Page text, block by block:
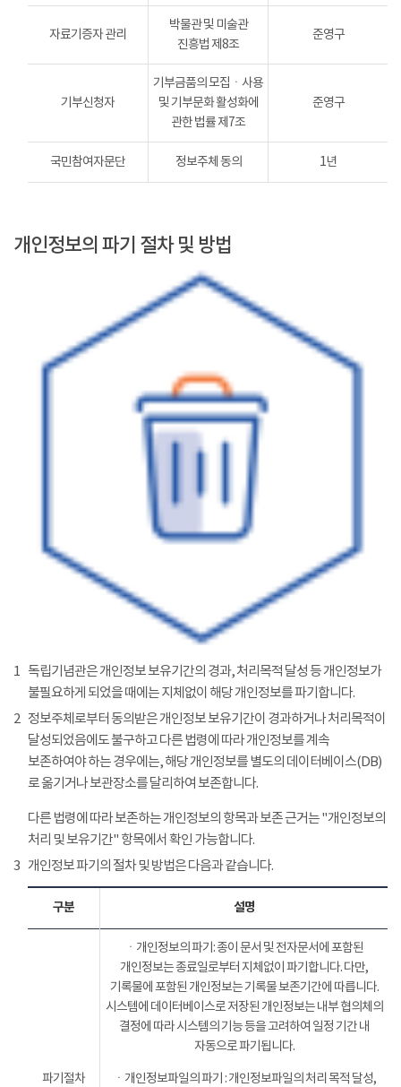
자료기증자 관리
박물관 및 미술관
진흥법 제8조
준영구
기부신청자
기부금품의 모집ㆍ사용
및 기부문화 활성화에
관한 법률 제7조
준영구
국민참여자문단 정보주체 동의 1년
개인정보의 파기 절차 및 방법
1 독립기념관은 개인정보 보유기간의 경과, 처리목적 달성 등 개인정보가
불필요하게 되었을 때에는 지체없이 해당 개인정보를 파기합니다.
2 정보주체로부터 동의받은 개인정보 보유기간이 경과하거나 처리목적이
달성되었음에도 불구하고 다른 법령에 따라 개인정보를 계속
보존하여야 하는 경우에는, 해당 개인정보를 별도의 데이터베이스(DB)
로 옮기거나 보관장소를 달리하여 보존합니다.
다른 법령에 따라 보존하는 개인정보의 항목과 보존 근거는 "개인정보의
처리 및 보유기간" 항목에서 확인 가능합니다.
3 개인정보 파기의 절차 및 방법은 다음과 같습니다.
구분 설명
파기절차
ㆍ개인정보의 파기: 종이 문서 및 전자문서에 포함된
개인정보는 종료일로부터 지체없이 파기합니다. 다만,
기록물에 포함된 개인정보는 기록물 보존기간에 따릅니다.
시스템에 데이터베이스로 저장된 개인정보는 내부 협의체의
결정에 따라 시스템의 기능 등을 고려하여 일정 기간 내
자동으로 파기됩니다.
ㆍ개인정보파일의 파기 : 개인정보파일의 처리 목적 달성,